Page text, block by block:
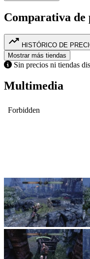
Comparativa de
trending_up HISTÓRICO DE
Mostrar más tiendas
Sin precios ni tiendas
Multimedia